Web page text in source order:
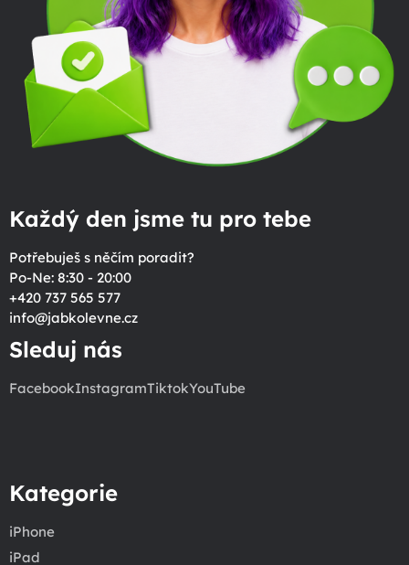
Každý den jsme tu pro tebe
Potřebuješ s něčím poradit?
Po-Ne: 8:30 - 20:00
+420 737 565 577
info@jabkolevne.cz
Sleduj nás
FacebookInstagramTiktokYouTube
Kategorie
iPhone
iPad